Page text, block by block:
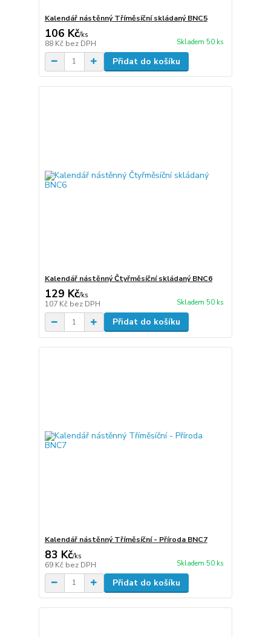
Kalendář nástěnný Tříměsíční skládaný BNC5
106 Kč/ks
88 Kč bez DPH Skladem 50 ks
Přidat do košíku
Kalendář nástěnný Čtyřměsíční skládaný BNC6
129 Kč/ks
107 Kč bez DPH Skladem 50 ks
Přidat do košíku
Kalendář nástěnný Tříměsíční - Příroda BNC7
83 Kč/ks
69 Kč bez DPH Skladem 50 ks
Přidat do košíku